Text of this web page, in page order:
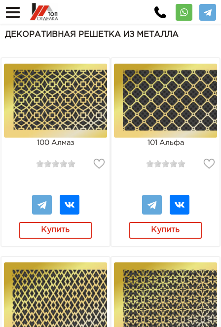
ДЕКОРАТИВНАЯ РЕШЕТКА ИЗ МЕТАЛЛА
100 Алмаз
Купить
101 Альфа
Купить